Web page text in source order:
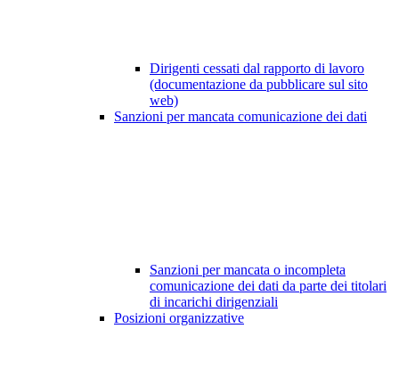
Dirigenti cessati dal rapporto di lavoro
(documentazione da pubblicare sul sito
web)
Sanzioni per mancata comunicazione dei dati
Sanzioni per mancata o incompleta
comunicazione dei dati da parte dei titolari
di incarichi dirigenziali
Posizioni organizzative